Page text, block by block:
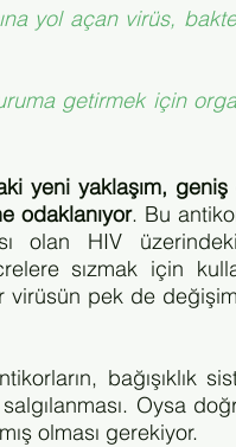
yol açan virüs,
getirmek için
yeni yaklaşım,
odaklanıyor. Bu
olan HIV
sızmak için
virüsün pek de
bağışıklık
Oysa
olması gerekiyor.